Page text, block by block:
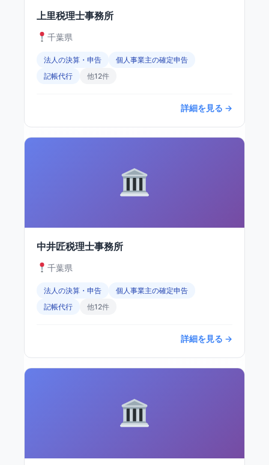
上里税理士事務所
千葉県
法人の決算・申告
個人事業主の確定申告
記帳代行
他12件
詳細を見る →
中井匠税理士事務所
千葉県
法人の決算・申告
個人事業主の確定申告
記帳代行
他12件
詳細を見る →